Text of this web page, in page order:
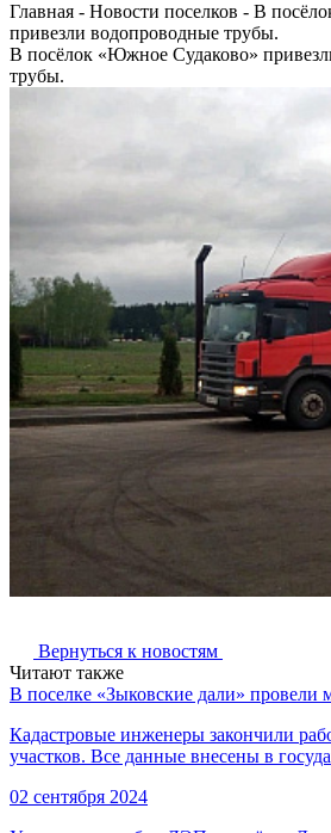
Главная - Новости поселков - В
привезли водопроводные трубы.
В посёлок «Южное Судаково»
трубы.
Вернуться к новостям
Читают также
В поселке «Зыковские дали» провели
Кадастровые инженеры закончили
участков. Все данные внесены в
02 сентября 2024